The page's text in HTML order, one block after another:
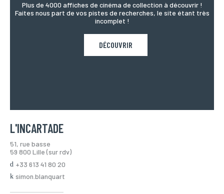
Plus de 4000 affiches de cinéma de collection à découvrir !
Faites nous part de vos pistes de recherches, le site étant très
incomplet !
DÉCOUVRIR
L'INCARTADE
51, rue basse
59 800 Lille (sur rdv)
+33 613 41 80 20
simon.blanquart